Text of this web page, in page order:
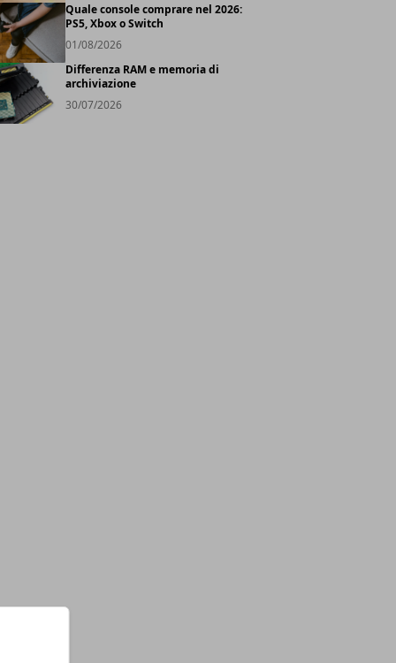
Quale console comprare nel 2026:
PS5, Xbox o Switch
01/08/2026
Differenza RAM e memoria di
archiviazione
30/07/2026